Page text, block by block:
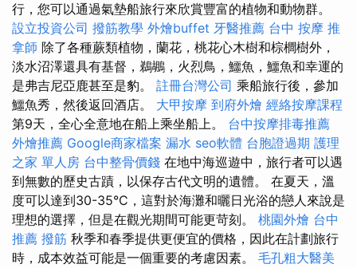
行，您可以通過氣墊船旅行來欣賞豐富的植物和動物群。
設立投資公司 撥筋教學 外燴buffet 牙醫推薦 台中 按摩 推
拿師 除了各種蕨類植物，蘭花，桃花心木樹和棕櫚樹外，
淡水沼澤還具有基督，鵜鶘，火烈鳥，鱷魚，鱷魚和幸運的
是弗吉尼亞鹿甚至是豹。 註冊台灣公司 乘船旅行後，參加
鱷魚秀，然後返回酒店。 大甲按摩 到府外燴 經絡按摩課程
第9天，全心全意地在船上乘坐船上。 台中按摩排毒推薦
外燴推薦 Google商家檔案 漏水 seo軟體 台胞證過期 護理
之家 單人房 台中整骨價錢 在地中海巡遊中，旅行者可以遇
到無數的歷史古蹟，以保存古代文明的遺體。 在夏天，溫
度可以達到30-35°C，這對於海灘和曬日光浴的戀人來說是
理想的選擇，但是在觀光期間可能更苛刻。 桃園外燴 台中
推薦 撥筋 秋季和春季提供更便宜的價格，因此在計劃旅行
時，成本效益可能是一個重要的考慮因素。 毛孔粗大醫美